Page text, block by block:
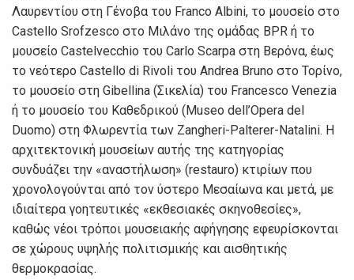
Λαυρεντίου στη Γένοβα του Franco Albini, το μουσείο στο
Castello Srofzesco στο Μιλάνο της ομάδας BPR ή το
μουσείο Castelvecchio του Carlo Scarpa στη Βερόνα, έως
το νεότερο Castello di Rivoli του Andrea Bruno στο Τορίνο,
το μουσείο στη Gibellina (Σικελία) του Francesco Venezia
ή το μουσείο του Καθεδρικού (Museo dell’Opera del
Duomo) στη Φλωρεντία των Zangheri-Palterer-Natalini. Η
αρχιτεκτονική μουσείων αυτής της κατηγορίας
συνδυάζει την «αναστήλωση» (restauro) κτιρίων που
χρονολογούνται από τον ύστερο Μεσαίωνα και μετά, με
ιδιαίτερα γοητευτικές «εκθεσιακές σκηνοθεσίες»,
καθώς νέοι τρόποι μουσειακής αφήγησης εφευρίσκονται
σε χώρους υψηλής πολιτισμικής και αισθητικής
θερμοκρασίας.